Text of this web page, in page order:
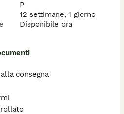
P
12 settimane, 1 giorno
Disponibile ora
consegna